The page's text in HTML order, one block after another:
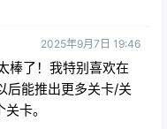
2025年9月7日 19:46
棒了！我特别喜欢在
后能推出更多关卡/关
卡。